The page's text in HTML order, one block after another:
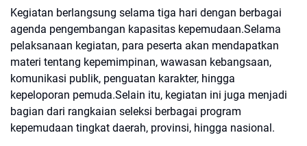
Kegiatan berlangsung selama tiga hari dengan berbagai
agenda pengembangan kapasitas kepemudaan.Selama
pelaksanaan kegiatan, para peserta akan mendapatkan
materi tentang kepemimpinan, wawasan kebangsaan,
komunikasi publik, penguatan karakter, hingga
kepeloporan pemuda.Selain itu, kegiatan ini juga menjadi
bagian dari rangkaian seleksi berbagai program
kepemudaan tingkat daerah, provinsi, hingga nasional.